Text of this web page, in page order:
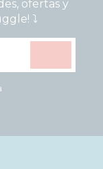
ofertas y
⤵️